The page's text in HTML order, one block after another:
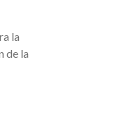
la
de la